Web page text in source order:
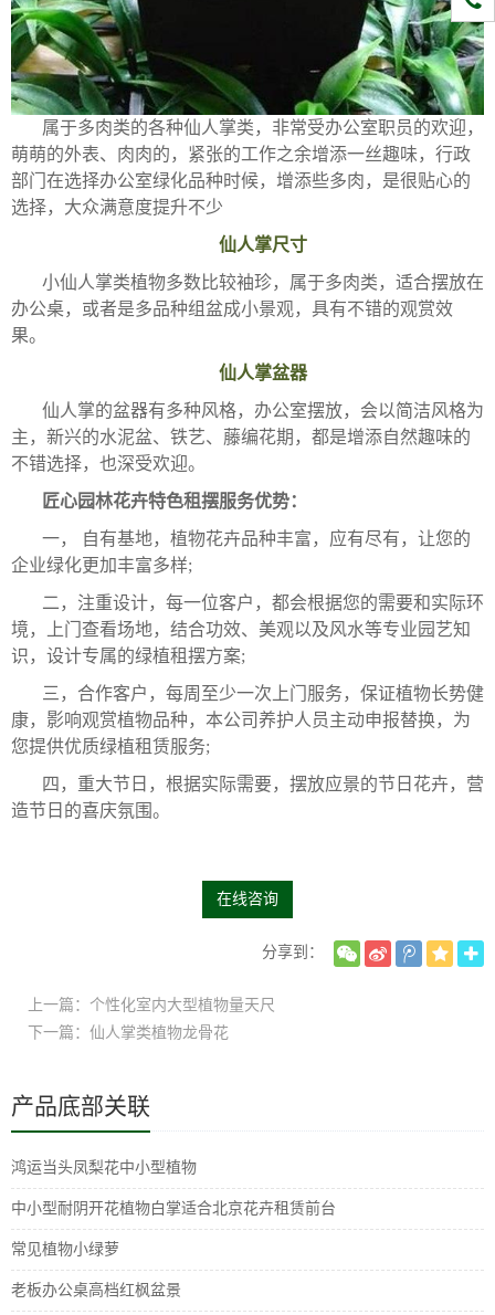
属于多肉类的各种仙人掌类，非常受办公室职员的欢迎，
萌萌的外表、肉肉的，紧张的工作之余增添一丝趣味，行政
部门在选择办公室绿化品种时候，增添些多肉，是很贴心的
选择，大众满意度提升不少
仙人掌尺寸
小仙人掌类植物多数比较袖珍，属于多肉类，适合摆放在
办公桌，或者是多品种组盆成小景观，具有不错的观赏效
果。
仙人掌盆器
仙人掌的盆器有多种风格，办公室摆放，会以简洁风格为
主，新兴的水泥盆、铁艺、藤编花期，都是增添自然趣味的
不错选择，也深受欢迎。
匠心园林花卉特色租摆服务优势：
一， 自有基地，植物花卉品种丰富，应有尽有，让您的
企业绿化更加丰富多样;
二，注重设计，每一位客户，都会根据您的需要和实际环
境，上门查看场地，结合功效、美观以及风水等专业园艺知
识，设计专属的绿植租摆方案;
三，合作客户，每周至少一次上门服务，保证植物长势健
康，影响观赏植物品种，本公司养护人员主动申报替换，为
您提供优质绿植租赁服务;
四，重大节日，根据实际需要，摆放应景的节日花卉，营
造节日的喜庆氛围。
在线咨询
分享到：
上一篇：个性化室内大型植物量天尺
下一篇：仙人掌类植物龙骨花
产品底部关联
鸿运当头凤梨花中小型植物
中小型耐阴开花植物白掌适合北京花卉租赁前台
常见植物小绿萝
老板办公桌高档红枫盆景